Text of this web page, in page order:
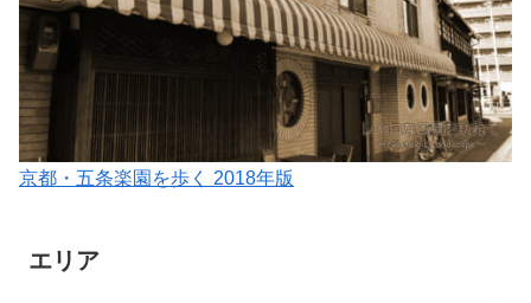
京都・五条楽園を歩く 2018年版
エリア